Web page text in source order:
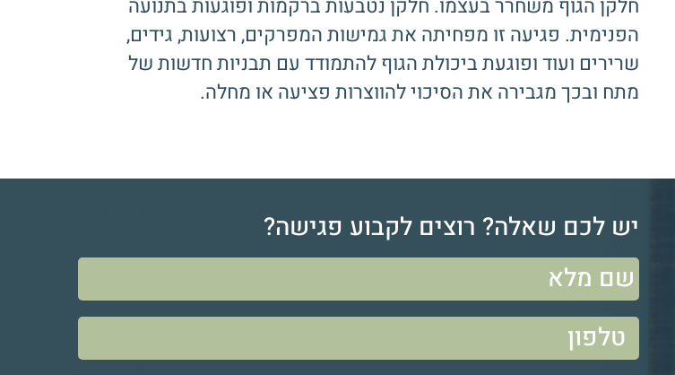
חלקן הגוף משחרר בעצמו. חלקן נטבעות ברקמות ופוגעות בתנועה
הפנימית. פגיעה זו מפחיתה את גמישות המפרקים, רצועות, גידים,
שרירים ועוד ופוגעת ביכולת הגוף להתמודד עם תבניות חדשות של
מתח ובכך מגבירה את הסיכוי להווצרות פציעה או מחלה.
יש לכם שאלה? רוצים לקבוע פגישה?